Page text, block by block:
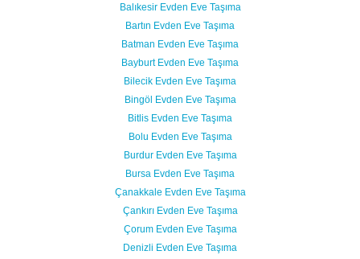
Balıkesir Evden Eve Taşıma
Bartın Evden Eve Taşıma
Batman Evden Eve Taşıma
Bayburt Evden Eve Taşıma
Bilecik Evden Eve Taşıma
Bingöl Evden Eve Taşıma
Bitlis Evden Eve Taşıma
Bolu Evden Eve Taşıma
Burdur Evden Eve Taşıma
Bursa Evden Eve Taşıma
Çanakkale Evden Eve Taşıma
Çankırı Evden Eve Taşıma
Çorum Evden Eve Taşıma
Denizli Evden Eve Taşıma